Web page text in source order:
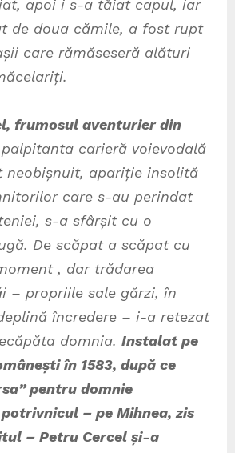
apoi i s-a tăiat capul, iar
de doua cămile, a fost rupt
care rămăseseră alături
frumosul aventurier din
carieră voievodală
neobișnuit, apariție insolită
care s-au perindat
s-a sfârșit cu o
De scăpat a scăpat cu
, dar trădarea
– propriile sale gărzi, în
încredere – i-a retezat
domnia. Instalat pe
în 1583, după ce
pentru domnie
– pe Mihnea, zis
– Petru Cercel și-a